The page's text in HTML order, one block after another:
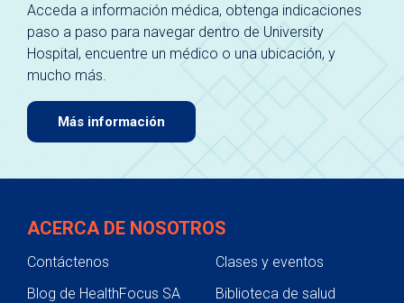
Acceda a información médica, obtenga indicaciones
paso a paso para navegar dentro de University
Hospital, encuentre un médico o una ubicación, y
mucho más.
Más información
ACERCA DE NOSOTROS
Contáctenos
Clases y eventos
Blog de HealthFocus SA
Biblioteca de salud